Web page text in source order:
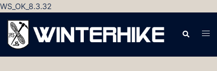
WS_OK_8.3.32
Ga
naar
de
inhoud
Zoeken